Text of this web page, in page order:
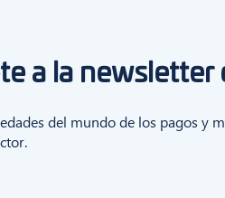
a la newsletter
del mundo de los pagos y